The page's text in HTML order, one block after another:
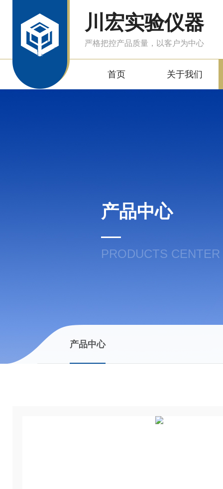
川宏实验仪器
严格把控产品质量，以客户为中心
首页 关于我们
产品中心
PRODUCTS CENTER
产品中心